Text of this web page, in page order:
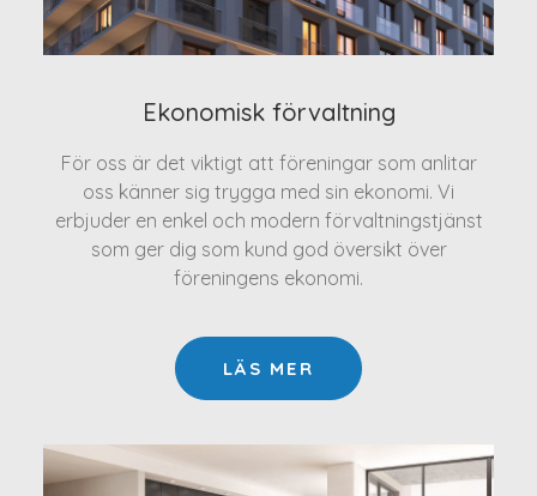
Ekonomisk förvaltning
För oss är det viktigt att föreningar som anlitar
oss känner sig trygga med sin ekonomi. Vi
erbjuder en enkel och modern förvaltningstjänst
som ger dig som kund god översikt över
föreningens ekonomi.
LÄS MER